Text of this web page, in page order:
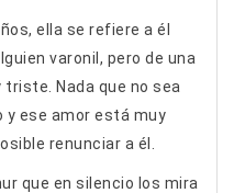
ella se refiere a él
varonil, pero de una
Nada que no sea
y ese amor está muy
renunciar a él.
que en silencio los mira